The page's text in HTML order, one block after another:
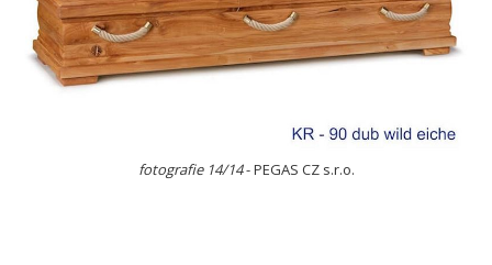
fotografie 14/14- PEGAS CZ s.r.o.